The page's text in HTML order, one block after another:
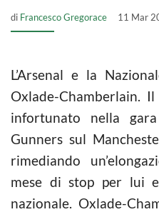
di Francesco Gregorace 11 Mar
L’Arsenal e la
Oxlade-Chamberlain.
infortunato nella
Gunners sul
rimediando
mese di stop per lui
nazionale. Oxlade-